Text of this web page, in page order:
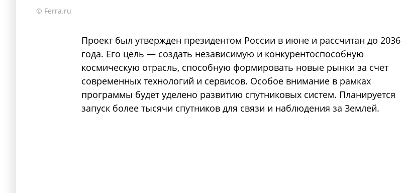
© Ferra.ru
Проект был утвержден президентом России в июне и рассчитан до 2036
года. Его цель — создать независимую и конкурентоспособную
космическую отрасль, способную формировать новые рынки за счет
современных технологий и сервисов. Особое внимание в рамках
программы будет уделено развитию спутниковых систем. Планируется
запуск более тысячи спутников для связи и наблюдения за Землей.